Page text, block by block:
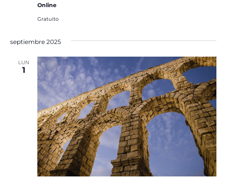
Online
Gratuito
septiembre 2025
LUN
1